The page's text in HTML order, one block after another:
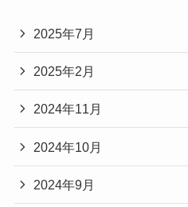
2025年7月
2025年2月
2024年11月
2024年10月
2024年9月